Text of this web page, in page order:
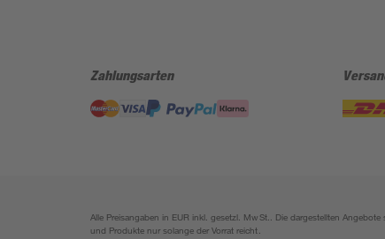
Zahlungsarten
Alle Preisangaben in EUR inkl. gesetzl. MwSt.. Die dargestellten
und Produkte nur solange der Vorrat reicht.